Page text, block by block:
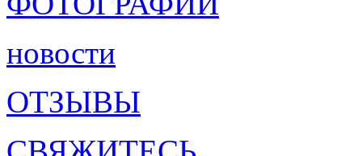
новости
ОТЗЫВЫ